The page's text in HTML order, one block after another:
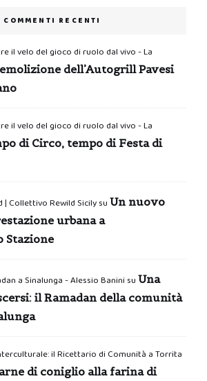
COMMENTI RECENTI
il velo del gioco di ruolo dal vivo - La
dell’Autogrill Pavesi
il velo del gioco di ruolo dal vivo - La
di Circo, tempo di Festa di
| Collettivo Rewild Sicilysu Un nuovo
urbana a
Stazione
a Sinalunga - Alessio Banini su Una
il Ramadan della comunità
il Ricettario di Comunità a Torrita
di coniglio alla farina di